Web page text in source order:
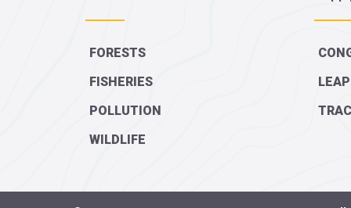
FORESTS
FISHERIES
POLLUTION
WILDLIFE